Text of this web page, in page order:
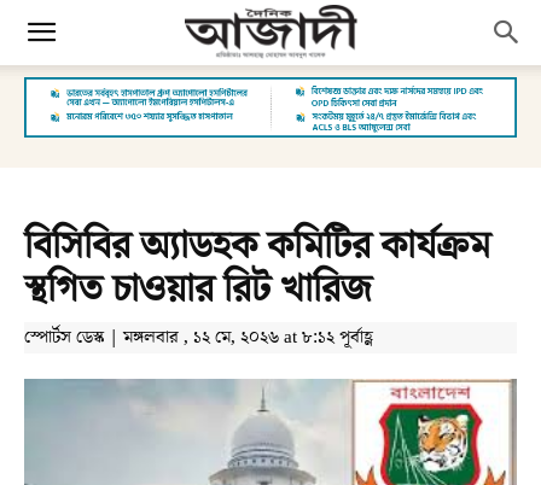
বিসিবির অ্যাডহক কমিটির কার্যক্রম
স্থগিত চাওয়ার রিট খারিজ
স্পোর্টস ডেস্ক | মঙ্গলবার , ১২ মে, ২০২৬ at ৮:১২ পূর্বাহ্ণ